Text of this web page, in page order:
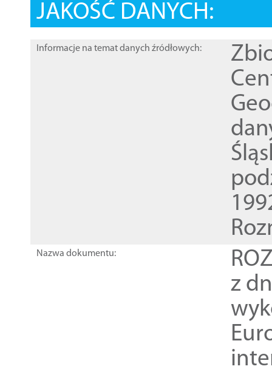
JAKOŚĆ DANYCH:
Informacje na temat danych źródłowych:
Nazwa dokumentu:
z